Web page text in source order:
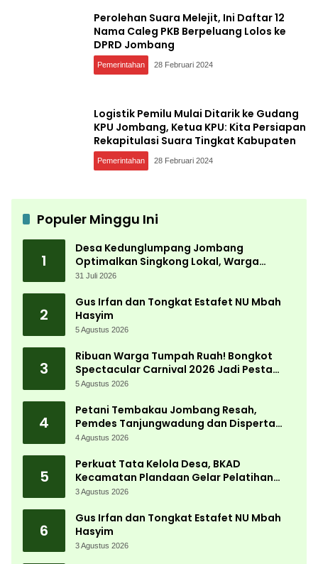
Perolehan Suara Melejit, Ini Daftar 12
Nama Caleg PKB Berpeluang Lolos ke
DPRD Jombang
Pemerintahan 28 Februari 2024
Logistik Pemilu Mulai Ditarik ke Gudang
KPU Jombang, Ketua KPU: Kita Persiapan
Rekapitulasi Suara Tingkat Kabupaten
Pemerintahan 28 Februari 2024
Populer Minggu Ini
1
Desa Kedunglumpang Jombang
Optimalkan Singkong Lokal, Warga
Diajari Produksi Tepung Mocaf
31 Juli 2026
2
Gus Irfan dan Tongkat Estafet NU Mbah
Hasyim
5 Agustus 2026
3
Ribuan Warga Tumpah Ruah! Bongkot
Spectacular Carnival 2026 Jadi Pesta
Kemerdekaan Terbesar di Peterongan
5 Agustus 2026
4
Petani Tembakau Jombang Resah,
Pemdes Tanjungwadung dan Disperta
Bergerak Cepat
4 Agustus 2026
5
Perkuat Tata Kelola Desa, BKAD
Kecamatan Plandaan Gelar Pelatihan
Aparatur Pemdes
3 Agustus 2026
6
Gus Irfan dan Tongkat Estafet NU Mbah
Hasyim
3 Agustus 2026